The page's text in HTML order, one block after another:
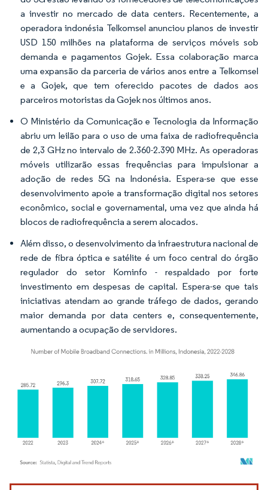
a investir no mercado de data centers. Recentemente, a
operadora indonésia Telkomsel anunciou planos de investir
USD 150 milhões na plataforma de serviços móveis sob
demanda e pagamentos Gojek. Essa colaboração marca
uma expansão da parceria de vários anos entre a Telkomsel
e a Gojek, que tem oferecido pacotes de dados aos
parceiros motoristas da Gojek nos últimos anos.
O Ministério da Comunicação e Tecnologia da Informação
abriu um leilão para o uso de uma faixa de radiofrequência
de 2,3 GHz no intervalo de 2.360-2.390 MHz. As operadoras
móveis utilizarão essas frequências para impulsionar a
adoção de redes 5G na Indonésia. Espera-se que esse
desenvolvimento apoie a transformação digital nos setores
econômico, social e governamental, uma vez que ainda há
blocos de radiofrequência a serem alocados.
Além disso, o desenvolvimento da infraestrutura nacional de
rede de fibra óptica e satélite é um foco central do órgão
regulador do setor Kominfo - respaldado por forte
investimento em despesas de capital. Espera-se que tais
iniciativas atendam ao grande tráfego de dados, gerando
maior demanda por data centers e, consequentemente,
aumentando a ocupação de servidores.
Imagem © Mordor Intelligence. O reuso requer atribuição conforme CC BY 4.0.